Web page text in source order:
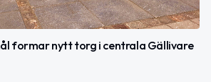
formar nytt torg i centrala Gällivare